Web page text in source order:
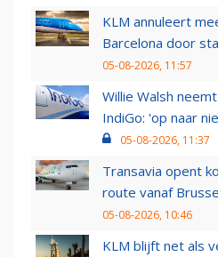
KLM annuleert
Barcelona door
05-08-2026, 11:57
Willie Walsh
IndiGo: 'op naar
05-08-2026, 11:37
Transavia opent
route vanaf
05-08-2026, 10:46
KLM blijft net als